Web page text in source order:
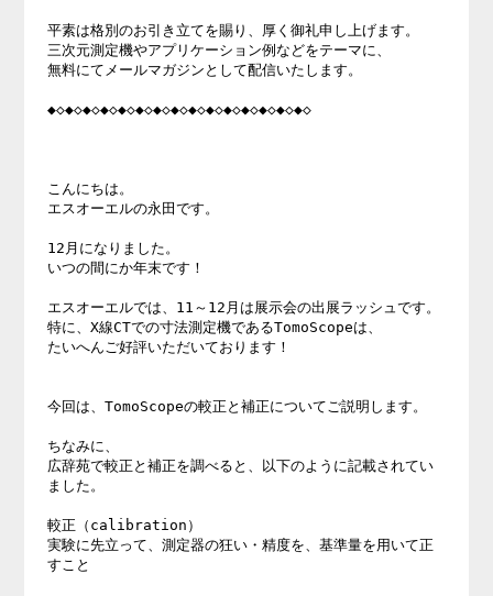
平素は格別のお引き立てを賜り、厚く御礼申し上げます。
三次元測定機やアプリケーション例などをテーマに、
無料にてメールマガジンとして配信いたします。
◆◇◆◇◆◇◆◇◆◇◆◇◆◇◆◇◆◇◆◇◆◇◆◇◆◇◆◇◆◇
こんにちは。
エスオーエルの永田です。
12月になりました。
いつの間にか年末です！
エスオーエルでは、11～12月は展示会の出展ラッシュです。
特に、X線CTでの寸法測定機であるTomoScopeは、
たいへんご好評いただいております！
今回は、TomoScopeの較正と補正についてご説明します。
ちなみに、
広辞苑で較正と補正を調べると、以下のように記載されてい
ました。
較正（calibration）
実験に先立って、測定器の狂い・精度を、基準量を用いて正
すこと